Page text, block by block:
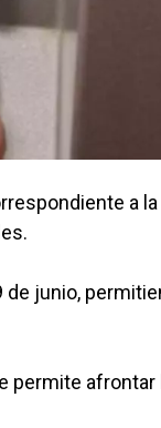
a
junio,
permite afrontar